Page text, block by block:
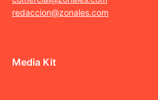
redaccion@zonales.com
Media Kit